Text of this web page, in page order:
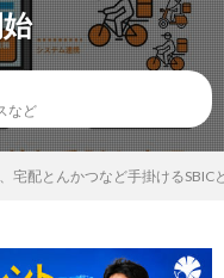
など
宅配とんかつなど手掛けるSBIC